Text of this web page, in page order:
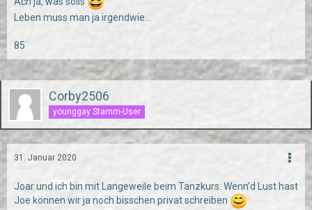
Leben muss man ja irgendwie...
85
Corby2506
younggay Stamm-User
31. Januar 2020
Joar und ich bin mit Langeweile beim Tanzkurs. Wenn’d Lust hast
Joe können wir ja noch bisschen privat schreiben